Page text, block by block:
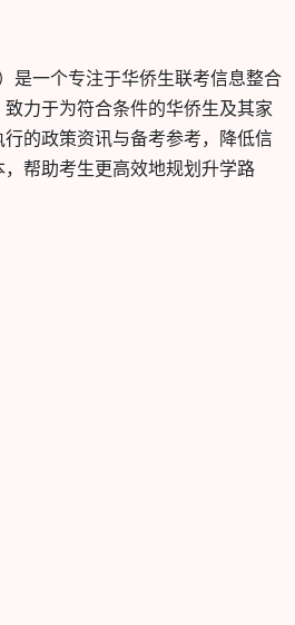
是一个专注于华侨生联考信息整合
力于为符合条件的华侨生及其家
的政策资讯与备考参考，降低信
帮助考生更高效地规划升学路